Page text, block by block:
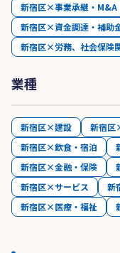
新宿区×事業承継・M&A
新宿区×資金調達・補助
新宿区×労務、社会保険
業種
新宿区×建設 新宿
新宿区×飲食・宿泊
新宿区×金融・保険
新宿区×サービス
新
新宿区×医療・福祉